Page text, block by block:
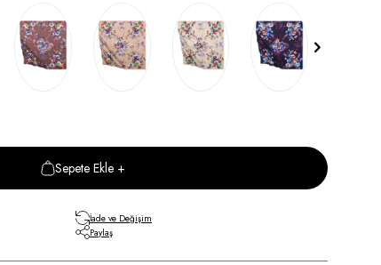
Sepete Ekle +
İade ve Değişim
Paylaş